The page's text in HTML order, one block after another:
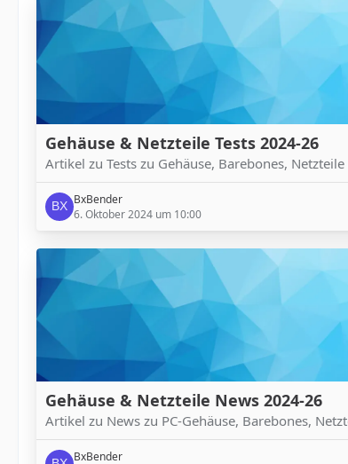
Gehäuse & Netzteile Tests 2024-26
Artikel zu Tests zu Gehäuse, Barebones,
BxBender
6. Oktober 2024 um 10:00
Gehäuse & Netzteile News 2024-26
Artikel zu News zu PC-Gehäuse, Barebones,
BxBender